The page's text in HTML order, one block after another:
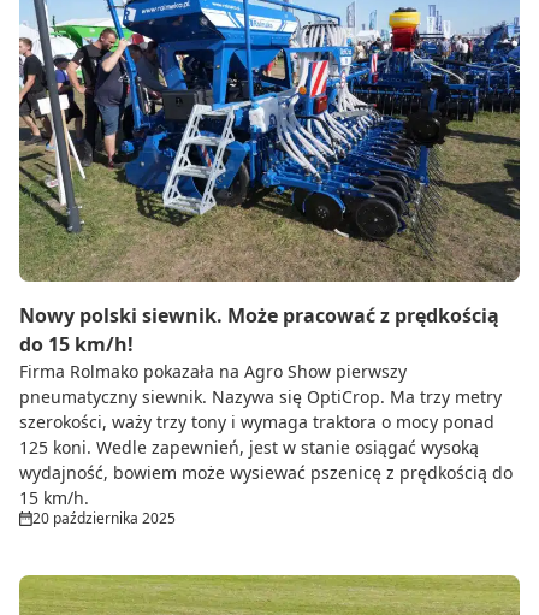
Nowy polski siewnik. Może pracować z prędkością
do 15 km/h!
Firma Rolmako pokazała na Agro Show pierwszy
pneumatyczny siewnik. Nazywa się OptiCrop. Ma trzy metry
szerokości, waży trzy tony i wymaga traktora o mocy ponad
125 koni. Wedle zapewnień, jest w stanie osiągać wysoką
wydajność, bowiem może wysiewać pszenicę z prędkością do
15 km/h.
20 października 2025